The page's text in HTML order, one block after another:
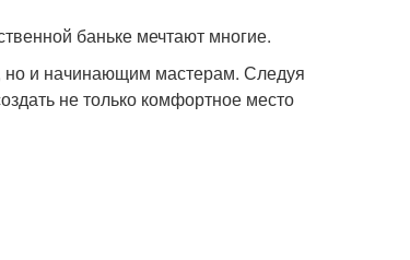
баньке мечтают многие.
но и начинающим мастерам. Следуя
не только комфортное место